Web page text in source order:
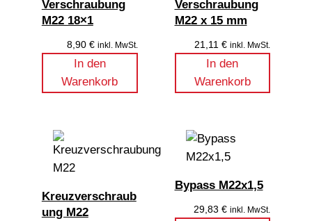
Verschraubung
M22 18×1
8,90 € inkl. MwSt.
In den
Warenkorb
Verschraubung
M22 x 15 mm
21,11€ inkl. MwSt.
In den
Warenkorb
Kreuzverschraub
ung M22
Bypass M22x1,5
29,83€ inkl. MwSt.